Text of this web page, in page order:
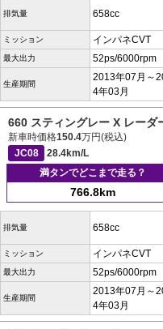
排気量 658cc
ミッション インパネCVT
最大出力 52ps/6000rpm
生産期間
2013年07月～
4年03月
660 スティングレー X レーダ
新車時価格150.4万円(税込)
JC08
28.4km/L
満タンでどこまで走る？
766.8km
排気量 658cc
ミッション インパネCVT
最大出力 52ps/6000rpm
生産期間
2013年07月～
4年03月